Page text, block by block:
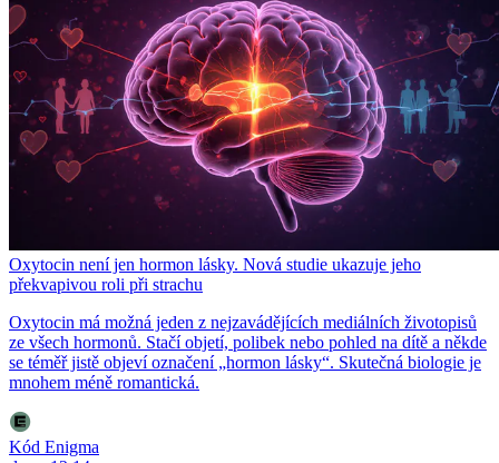
Oxytocin není jen hormon lásky. Nová studie ukazuje jeho
překvapivou roli při strachu
Oxytocin má možná jeden z nejzavádějících mediálních životopisů
ze všech hormonů. Stačí objetí, polibek nebo pohled na dítě a někde
se téměř jistě objeví označení „hormon lásky“. Skutečná biologie je
mnohem méně romantická.
Kód Enigma